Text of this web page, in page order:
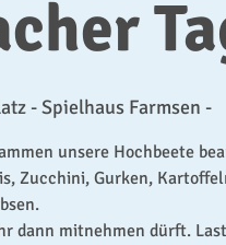
- Spielhaus Farmsen -
unsere Hochbeete
Zucchini, Gurken,
dann mitnehmen dürft.